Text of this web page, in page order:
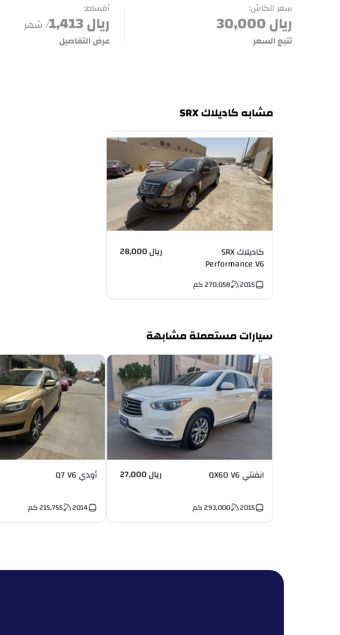
سعر الكاش:
ريال30,000
تتبع السعر
أقساط:
ريال1,413/ شهر
عرض التفاصيل
مشابه كاديلاك SRX
كاديلاك SRX
Performance V6
ريال 28,000
2015
270,058كم
سيارات مستعملة مشابهة
انفنتي QX60 V6 ريال 27,000
2015
293,000كم
أودي Q7 V6
2014
215,755كم